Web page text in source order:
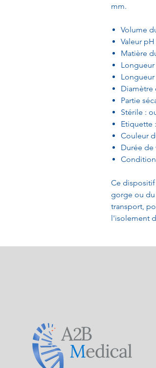
mm.
Volume
Valeur
Matière
Diamètre
Partie
Stérile :
Etiquette
Couleur
Durée de
Ce dispositif
gorge ou du
transport,
l'isolement